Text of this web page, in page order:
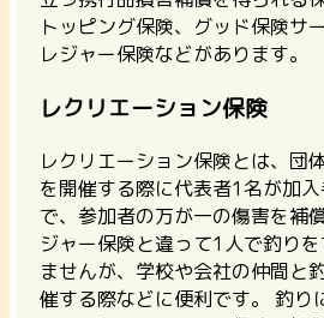
トッピング保険、グッド保険サ
レジャー保険などがあります。
レクリエーション保険
レクリエーション保険とは、団
を開催する際に代表者1名が加
で、参加者の万が一の傷害を補
ジャー保険と違って1人で釣り
ませんが、学校や会社の仲間と
催する際などに便利です。 釣り